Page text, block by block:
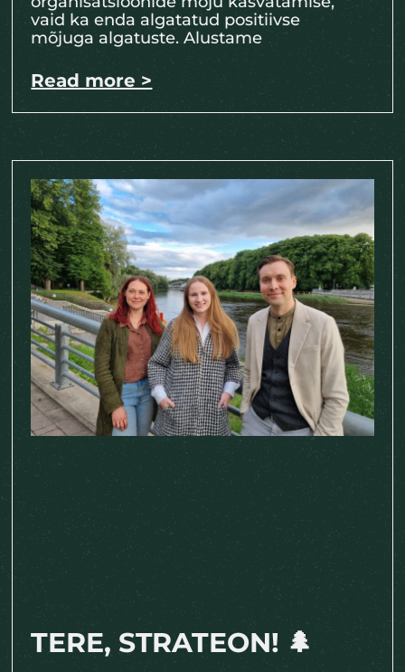
vaid ka enda algatatud positiivse
mõjuga algatuste. Alustame
Read more >
TERE, STRATEON! 🌲